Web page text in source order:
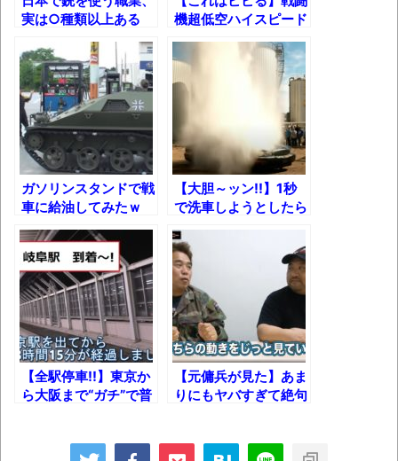
感想
TBS「マツコの知らない世界」スタグル特
集でほとんど紹介されなかったJリーグ…なら
ば自分たちで紹介だ！
時代の流れ
【衝撃】道志村の骨や服、沢の上流から流
されてきた可能性・・・・・・・・・
飛行
【中国】パトカーの前で好演技www当たり
屋やお煽り運転など盛りだくさん
「ム、ムリです・・・」メガネ美人ナース
に入院中のオレのオナサポ懇願したら・・・
「ム、ムリです・・・」メガネ美人ナース
ナチスドイツは何故バルバロッサ作戦とか
実は○種類以上ある
機超低空ハイスピード
飛行映像集
ガソリンスタンドで戦
車に給油してみたｗ
【大胆～ッン!!】1秒
で洗車しようとしたら
こうなったｗ
【全駅停車!!】東京か
ら大阪まで“ガチ”で普
【元傭兵が見た】あま
りにもヤバすぎて絶句